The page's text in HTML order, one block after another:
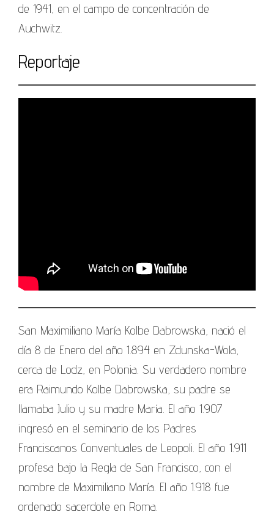
de 1941, en el campo de concentración de
Auchwitz.
Reportaje
San Maximiliano María Kolbe Dabrowska, nació el
día 8 de Enero del año 1.894 en Zdunska-Wola,
cerca de Lodz, en Polonia. Su verdadero nombre
era Raimundo Kolbe Dabrowska, su padre se
llamaba Julio y su madre María. El año 1.907
ingresó en el seminario de los Padres
Franciscanos Conventuales de Leopoli. El año 1.911
profesa bajo la Regla de San Francisco, con el
nombre de Maximiliano María. El año 1.918 fue
ordenado sacerdote en Roma.